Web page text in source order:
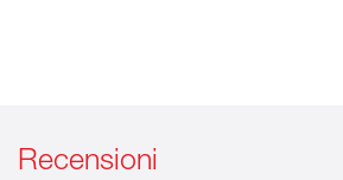
Recensioni